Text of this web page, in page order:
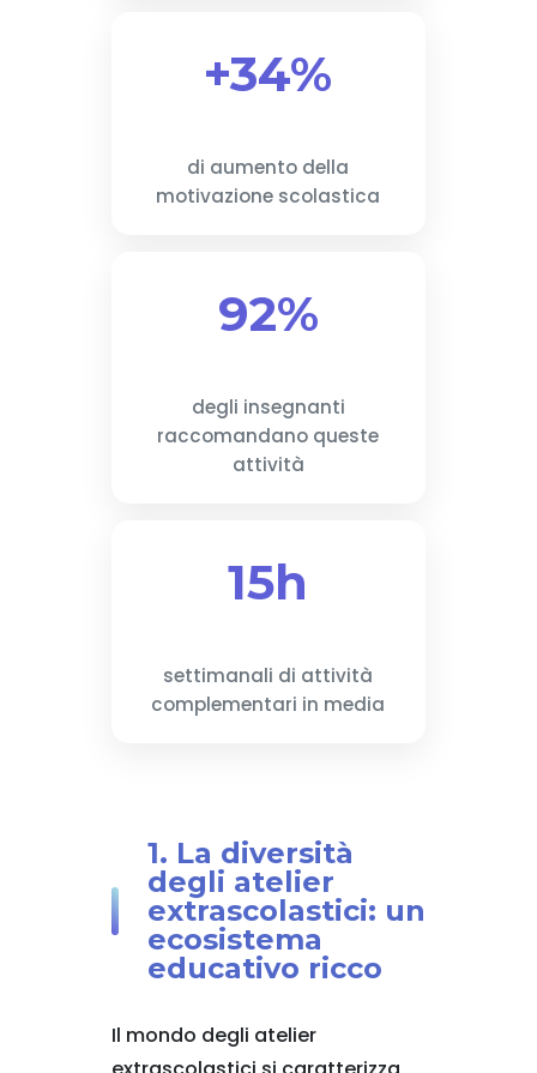
+34%
di aumento della
motivazione scolastica
92%
degli insegnanti
raccomandano queste
attività
15h
settimanali di attività
complementari in media
1. La diversità
degli atelier
extrascolastici: un
ecosistema
educativo ricco
Il mondo degli atelier